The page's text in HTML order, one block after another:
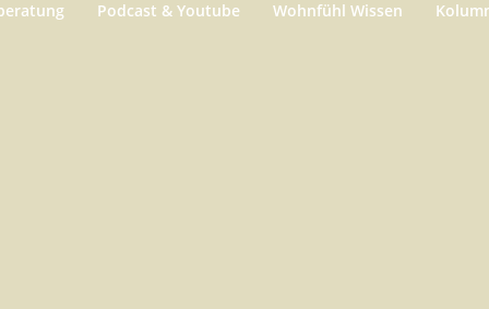
Podcast & Youtube Wohnfühl Wissen